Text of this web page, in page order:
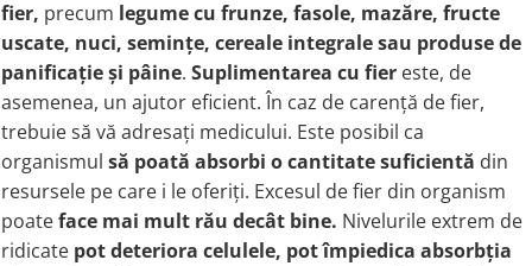
fier, precum legume cu frunze, fasole, mazăre, fructe
uscate, nuci, semințe, cereale integrale sau produse de
panificație și pâine. Suplimentarea cu fier este, de
asemenea, un ajutor eficient. În caz de carență de fier,
trebuie să vă adresați medicului. Este posibil ca
organismul să poată absorbi o cantitate suficientă din
resursele pe care i le oferiți. Excesul de fier din organism
poateface mai mult rău decât bine. Nivelurile extrem de
ridicate pot deteriora celulele, pot împiedica absorbția